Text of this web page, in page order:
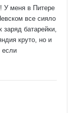
У меня в Питере
все сияло
батарейки,
круто, но и
если